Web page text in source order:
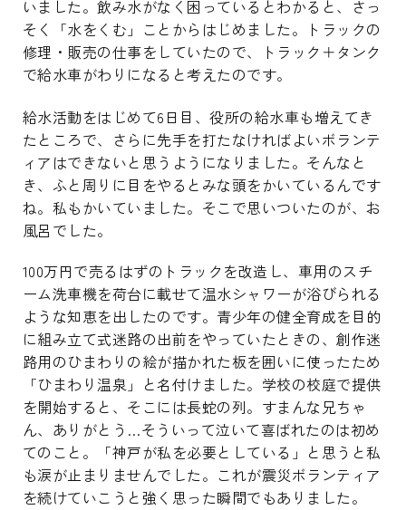
いました。飲み水がなく困っているとわかると、さっ
そく「水をくむ」ことからはじめました。トラックの
修理・販売の仕事をしていたので、トラック＋タンク
で給水車がわりになると考えたのです。
給水活動をはじめて6日目、役所の給水車も増えてき
たところで、さらに先手を打たなければよいボランテ
ィアはできないと思うようになりました。そんなと
き、ふと周りに目をやるとみな頭をかいているんです
ね。私もかいていました。そこで思いついたのが、お
風呂でした。
100万円で売るはずのトラックを改造し、車用のスチ
ーム洗車機を荷台に載せて温水シャワーが浴びられる
ような知恵を出したのです。青少年の健全育成を目的
に組み立て式迷路の出前をやっていたときの、創作迷
路用のひまわりの絵が描かれた板を囲いに使ったため
「ひまわり温泉」と名付けました。学校の校庭で提供
を開始すると、そこには長蛇の列。すまんな兄ちゃ
ん、ありがとう…そういって泣いて喜ばれたのは初め
てのこと。「神戸が私を必要としている」と思うと私
も涙が止まりませんでした。これが震災ボランティア
を続けていこうと強く思った瞬間でもありました。